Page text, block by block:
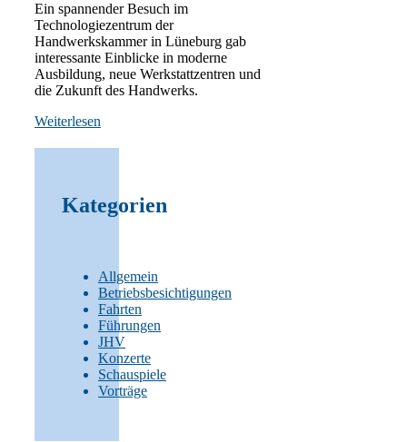
Ein spannender Besuch im
Technologiezentrum der
Handwerkskammer in Lüneburg gab
interessante Einblicke in moderne
Ausbildung, neue Werkstattzentren und
die Zukunft des Handwerks.
Weiterlesen
Kategorien
Allgemein
Betriebsbesichtigungen
Fahrten
Führungen
JHV
Konzerte
Schauspiele
Vorträge